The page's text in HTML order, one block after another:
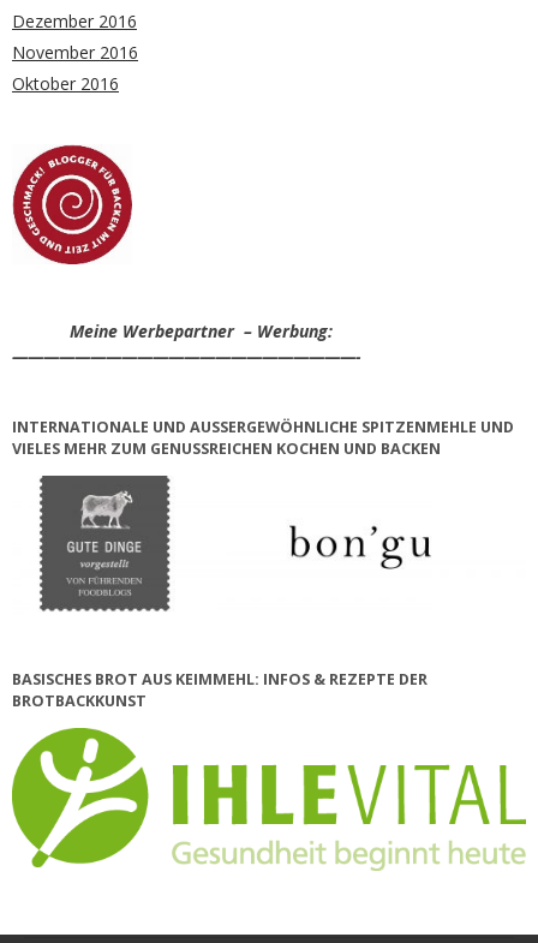
Dezember 2016
November 2016
Oktober 2016
Meine Werbepartner – Werbung:
——————————————————————-
INTERNATIONALE UND AUSSERGEWÖHNLICHE SPITZENMEHLE UND V
IELES MEHR ZUM GENUSSREICHEN KOCHEN UND BACKEN
BASISCHES BROT AUS KEIMMEHL: INFOS & REZEPTE DER
BROTBACKKUNST